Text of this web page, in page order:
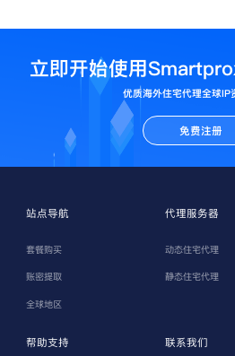
立即开始使用
优质海外住宅代理全球IP
免费注册
站点导航
套餐购买
账密提取
全球地区
代理服务器
动态住宅代理
静态住宅代理
帮助支持 联系我们